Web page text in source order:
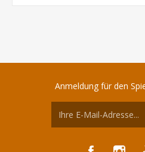
Anmeldung für den